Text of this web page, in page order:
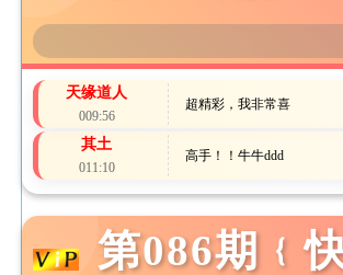
天缘道人
009:56
超精彩，我非常喜
其土
011:10
高手！！牛牛ddd
第086期﹛